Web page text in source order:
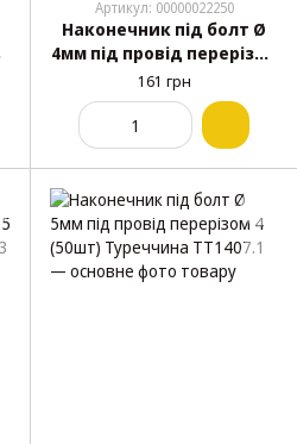
Артикул: 00000022250
Наконечник під болт Ø
4мм під провід перерізом
2.5 (100шт) Туреччина
1401.2
161 грн